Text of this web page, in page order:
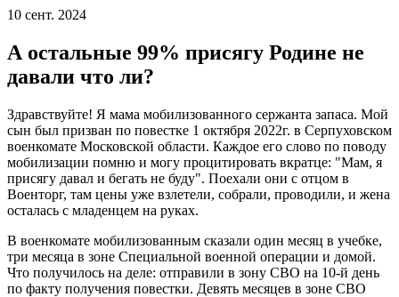
10 сент. 2024
А остальные 99% присягу Родине не
давали что ли?
Здравствуйте! Я мама мобилизованного сержанта запаса. Мой
сын был призван по повестке 1 октября 2022г. в Серпуховском
военкомате Московской области. Каждое его слово по поводу
мобилизации помню и могу процитировать вкратце: "Мам, я
присягу давал и бегать не буду". Поехали они с отцом в
Военторг, там цены уже взлетели, собрали, проводили, и жена
осталась с младенцем на руках.
В военкомате мобилизованным сказали один месяц в учебке,
три месяца в зоне Специальной военной операции и домой.
Что получилось на деле: отправили в зону СВО на 10-й день
по факту получения повестки. Девять месяцев в зоне СВО